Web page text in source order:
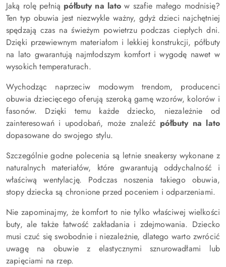
Jaką rolę pełnią półbuty na lato w szafie małego modnisię?
Ten typ obuwia jest niezwykle ważny, gdyż dzieci najchętniej
spędzają czas na świeżym powietrzu podczas ciepłych dni.
Dzięki przewiewnym materiałom i lekkiej konstrukcji, półbuty
na lato gwarantują najmłodszym komfort i wygodę nawet w
wysokich temperaturach.
Wychodząc naprzeciw modowym trendom, producenci
obuwia dziecięcego oferują szeroką gamę wzorów, kolorów i
fasonów. Dzięki temu każde dziecko, niezależnie od
zainteresowań i upodobań, może znaleźć półbuty na lato
dopasowane do swojego stylu.
Szczególnie godne polecenia są letnie sneakersy wykonane z
naturalnych materiałów, które gwarantują oddychalność i
właściwą wentylację. Podczas noszenia takiego obuwia,
stopy dziecka są chronione przed poceniem i odparzeniami.
Nie zapominajmy, że komfort to nie tylko właściwej wielkości
buty, ale także łatwość zakładania i zdejmowania. Dziecko
musi czuć się swobodnie i niezależnie, dlatego warto zwrócić
uwagę na obuwie z elastycznymi sznurowadłami lub
zapięciami na rzep.